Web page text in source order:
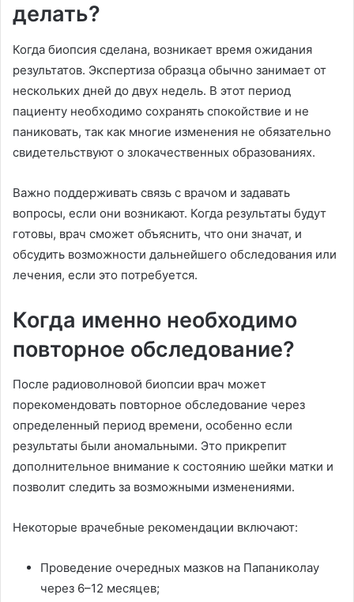
делать?
Когда биопсия сделана, возникает время ожидания
результатов. Экспертиза образца обычно занимает от
нескольких дней до двух недель. В этот период
пациенту необходимо сохранять спокойствие и не
паниковать, так как многие изменения не обязательно
свидетельствуют о злокачественных образованиях.
Важно поддерживать связь с врачом и задавать
вопросы, если они возникают. Когда результаты будут
готовы, врач сможет объяснить, что они значат, и
обсудить возможности дальнейшего обследования или
лечения, если это потребуется.
Когда именно необходимо
повторное обследование?
После радиоволновой биопсии врач может
порекомендовать повторное обследование через
определенный период времени, особенно если
результаты были аномальными. Это прикрепит
дополнительное внимание к состоянию шейки матки и
позволит следить за возможными изменениями.
Некоторые врачебные рекомендации включают:
Проведение очередных мазков на Папаниколау
через 6–12 месяцев;